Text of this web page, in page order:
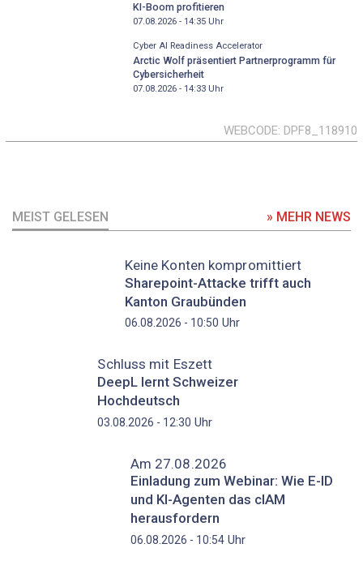
KI-Boom profitieren
07.08.2026 - 14:35Uhr
Cyber AI Readiness Accelerator
Arctic Wolf präsentiert Partnerprogramm für
Cybersicherheit
07.08.2026 - 14:33Uhr
WEBCODE DPF8_118910
MEIST GELESEN » MEHR NEWS
Keine Konten kompromittiert
Sharepoint-Attacke trifft auch
Kanton Graubünden
06.08.2026 - 10:50 Uhr
Schluss mit Eszett
DeepL lernt Schweizer
Hochdeutsch
03.08.2026 - 12:30 Uhr
Am 27.08.2026
Einladung zum Webinar: Wie E-ID
und KI-Agenten das cIAM
herausfordern
06.08.2026 - 10:54Uhr